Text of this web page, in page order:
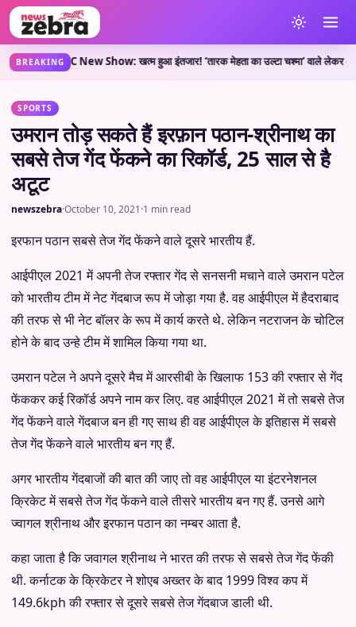
BREAKING
है?•TMKOC New Show: खत्म हुआ इंतजार! ‘तारक मेहता का उल्टा चश्मा’ वाले लेकर आए
SPORTS
उमरान तोड़ सकते हैं इरफ़ान पठान-श्रीनाथ का
सबसे तेज गेंद फेंकने का रिकॉर्ड, 25 साल से है
अटूट
newszebra·October 10, 2021·1 min read
इरफान पठान सबसे तेज गेंद फेंकने वाले दूसरे भारतीय हैं.
आईपीएल 2021 में अपनी तेज रफ्तार गेंद से सनसनी मचाने वाले उमरान पटेल
को भारतीय टीम में नेट गेंदबाज रूप में जोड़ा गया है. वह आईपीएल में हैदराबाद
की तरफ से भी नेट बॉलर के रूप में कार्य करते थे. लेकिन नटराजन के चोटिल
होने के बाद उन्हे टीम में शामिल किया गया था.
उमरान पटेल ने अपने दूसरे मैच में आरसीबी के खिलाफ 153 की रफ्तार से गेंद
फेंककर कई रिकॉर्ड अपने नाम कर लिए. वह आईपीएल 2021 में तो सबसे तेज
गेंद फेंकने वाले गेंदबाज बन ही गए साथ ही वह आईपीएल के इतिहास में सबसे
तेज गेंद फेंकने वाले भारतीय बन गए हैं.
अगर भारतीय गेंदबाजों की बात की जाए तो वह आईपीएल या इंटरनेशनल
क्रिकेट में सबसे तेज गेंद फेंकने वाले तीसरे भारतीय बन गए हैं. उनसे आगे
ज्वागल श्रीनाथ और इरफान पठान का नम्बर आता है.
कहा जाता है कि जवागल श्रीनाथ ने भारत की तरफ से सबसे तेज गेंद फेंकी
थी. कर्नाटक के क्रिकेटर ने शोएब अख्तर के बाद 1999 विश्व कप में
149.6kph की रफ्तार से दूसरे सबसे तेज गेंदबाज डाली थी.